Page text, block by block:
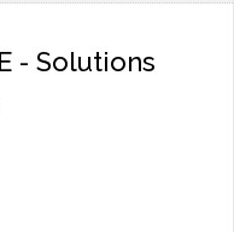
- Solutions